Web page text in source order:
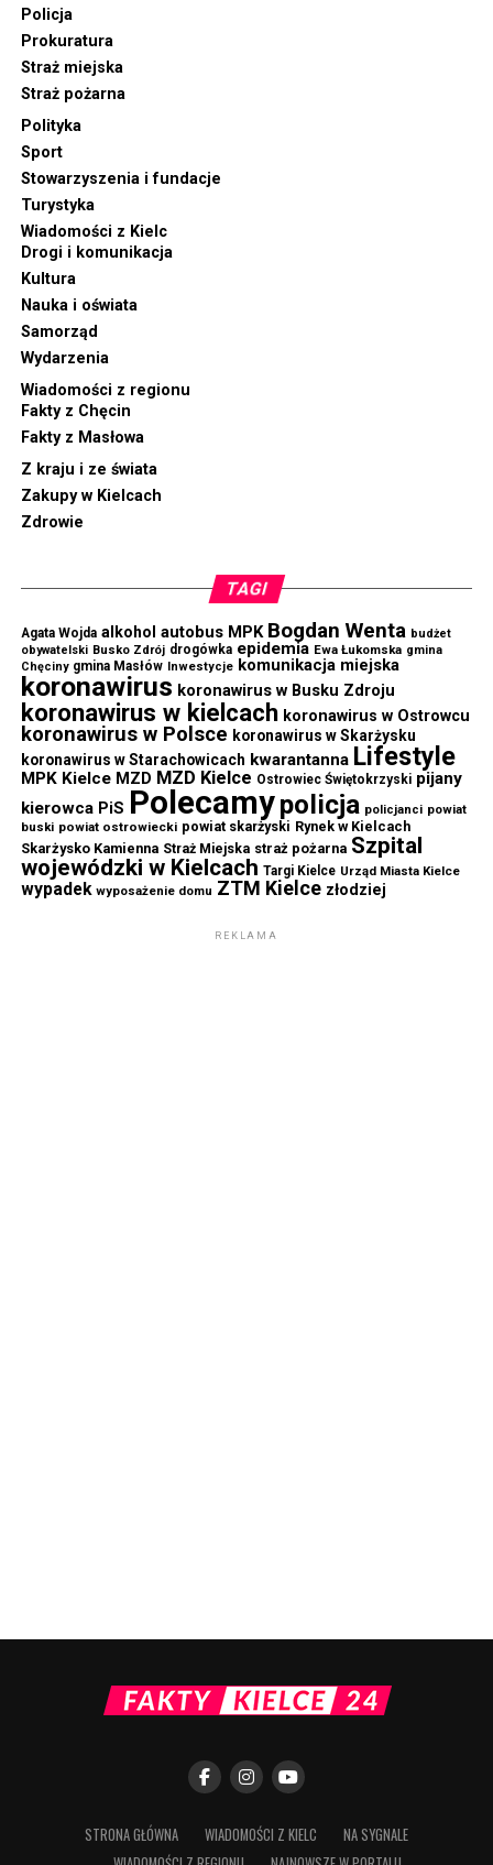
Policja
Prokuratura
Straż miejska
Straż pożarna
Polityka
Sport
Stowarzyszenia i fundacje
Turystyka
Wiadomości z Kielc
Drogi i komunikacja
Kultura
Nauka i oświata
Samorząd
Wydarzenia
Wiadomości z regionu
Fakty z Chęcin
Fakty z Masłowa
Z kraju i ze świata
Zakupy w Kielcach
Zdrowie
TAGI
Agata Wojda alkohol autobus MPK Bogdan Wenta budżet
obywatelski Busko Zdrój drogówka epidemia Ewa Łukomska gmina
Chęciny gmina Masłów Inwestycje komunikacja miejska
koronawirus koronawirus w Busku Zdroju
koronawirus w kielcach koronawirus w Ostrowcu
koronawirus w Polsce koronawirus w Skarżysku
koronawirus w Starachowicach kwarantanna Lifestyle
MPK Kielce MZD MZD Kielce Ostrowiec Świętokrzyski pijany
kierowca PiS Polecamypolicja policjanci powiat
buski powiat ostrowiecki powiat skarżyski Rynek w Kielcach
Skarżysko Kamienna Straż Miejska straż pożarna Szpital
wojewódzki w Kielcach Targi Kielce Urząd Miasta Kielce
wypadek wyposażenie domu ZTM Kielce złodziej
REKLAMA
STRONA GŁÓWNA WIADOMOŚCI Z KIELC
NA SYGNALE